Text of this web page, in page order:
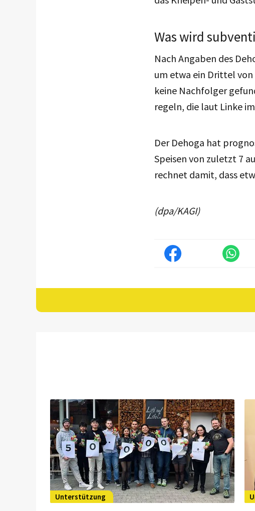
Was wird
Nach Angaben des
um etwa ein Drittel von
keine Nachfolger
regeln, die laut Linke
Der Dehoga hat
Speisen von zuletzt 7
rechnet damit, dass
(dpa/KAGI)
Unterstützung